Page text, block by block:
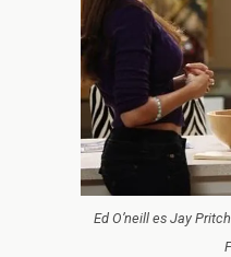
Ed O’neill es Jay